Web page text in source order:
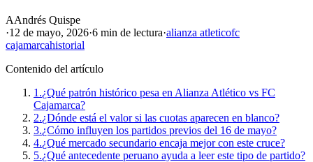
AAndrés Quispe
·12 de mayo, 2026·6 min de lectura·alianza atleticofc
cajamarcahistorial
Contenido del artículo
1.¿Qué patrón histórico pesa en Alianza Atlético vs FC
Cajamarca?
2.¿Dónde está el valor si las cuotas aparecen en blanco?
3.¿Cómo influyen los partidos previos del 16 de mayo?
4.¿Qué mercado secundario encaja mejor con este cruce?
5.¿Qué antecedente peruano ayuda a leer este tipo de partido?